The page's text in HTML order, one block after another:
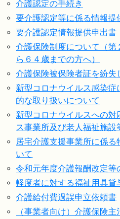
介護認定の手続き
要介護認定等に係る情報提
要介護認定情報提供申出書
介護保険制度について（
ら６４歳までの方へ）
介護保険被保険者証を紛失
新型コロナウイルス感染
的な取り扱いについて
新型コロナウイルスへの
ス事業所及び老人福祉施設
居宅介護支援事業所に係
いて
令和元年度介護報酬改定等
軽度者に対する福祉用具貸
介護給付費過誤申立依頼書
（事業者向け）介護保険